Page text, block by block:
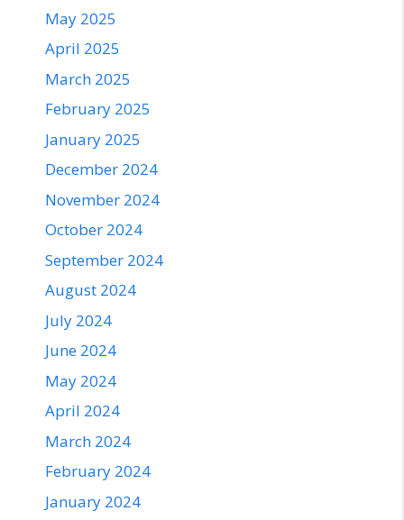
May 2025
April 2025
March 2025
February 2025
January 2025
December 2024
November 2024
October 2024
September 2024
August 2024
July 2024
June 2024
May 2024
April 2024
March 2024
February 2024
January 2024